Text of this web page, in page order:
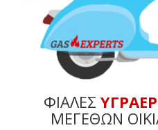
ΦΙΑΛΕΣ
ΜΕΓΕΘΩΝ